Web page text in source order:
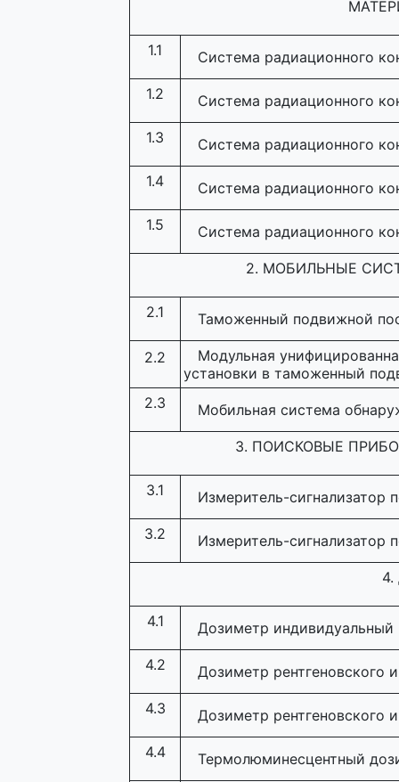
1.1 Система радиационного
1.2 Система радиационного
1.3 Система радиационного
1.4 Система радиационного
1.5 Система радиационного
2. МОБИЛЬНЫЕ
2.1 Таможенный подвижной
2.2
Модульная
установки в таможенный
2.3
Мобильная система
3. ПОИСКОВЫЕ
3.1 Измеритель-сигнализатор
3.2 Измеритель-сигнализатор
4.1 Дозиметр индивидуальный
4.2 Дозиметр рентгеновского
4.3 Дозиметр рентгеновского
4.4 Термолюминесцентный